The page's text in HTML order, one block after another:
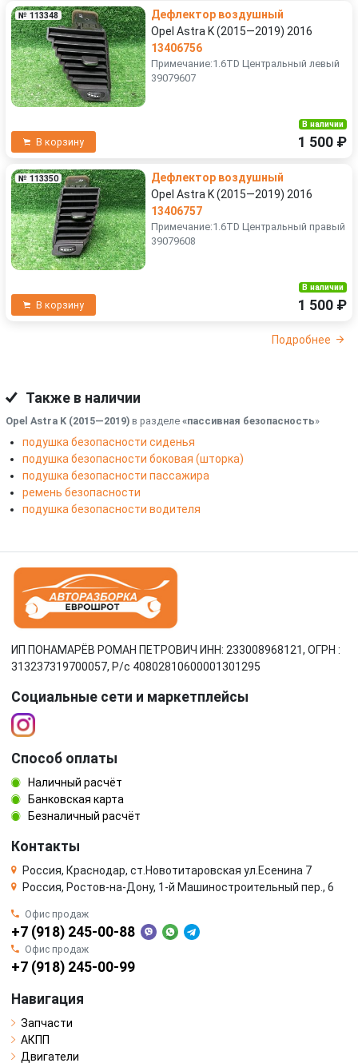
№ 113348
Дефлектор воздушный
Opel Astra K (2015—2019) 2016
13406756
Примечание:1.6TD Центральный левый
39079607
В корзину
В наличии
1 500 ₽
№ 113350
Дефлектор воздушный
Opel Astra K (2015—2019) 2016
13406757
Примечание:1.6TD Центральный правый
39079608
В корзину
В наличии
1 500 ₽
Подробнее
Также в наличии
Opel Astra K (2015—2019) в разделе «пассивная безопасность»
подушка безопасности сиденья
подушка безопасности боковая (шторка)
подушка безопасности пассажира
ремень безопасности
подушка безопасности водителя
ИП ПОНАМАРЁВ РОМАН ПЕТРОВИЧ ИНН: 233008968121, ОГРН :
313237319700057, Р/c 40802810600001301295
Социальные сети и маркетплейсы
Способ оплаты
Наличный расчёт
Банковская карта
Безналичный расчёт
Контакты
Россия, Краснодар, ст.Новотитаровская ул.Есенина 7
Россия, Ростов-на-Дону, 1-й Машиностроительный пер., 6
Офис продаж
+7 (918) 245-00-88
Офис продаж
+7 (918) 245-00-99
Навигация
Запчасти
АКПП
Двигатели